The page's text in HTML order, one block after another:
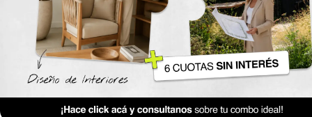
Anterior Clase
Examen Final Diseño
de exteriores &
paisajismo